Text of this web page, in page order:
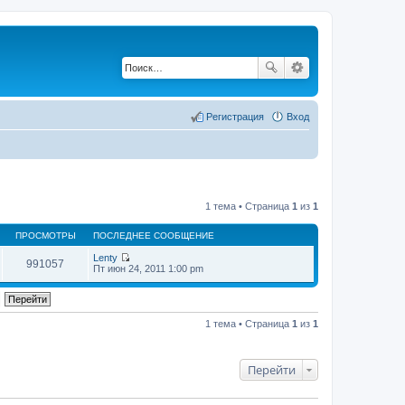
Вход
Регистрация
1 тема • Страница 1 из 1
ПРОСМОТРЫ ПОСЛЕДНЕЕ СООБЩЕНИЕ
991057
Lenty
П
р
й
е
Пт июн 24, 2011 1:00 pm
1 тема • Страница 1 из 1
Перейти